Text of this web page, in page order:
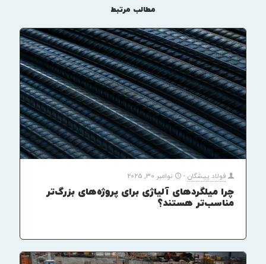
مطالب مرتبط
فولاد پیشگان - نوامبر 30, 2025
چرا میلگردهای آلیاژی برای پروژه‌های بزرگ‌تر
مناسب‌تر هستند؟